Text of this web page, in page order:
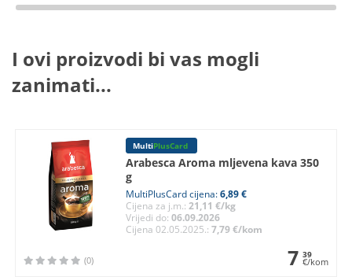
I ovi proizvodi bi vas mogli
zanimati...
MultiPlusCard
Arabesca Aroma mljevena kava 350
g
MultiPlusCard cijena:6,89 €
Cijena za j.m.:21,11 €/kg
Vrijedi do:06.09.2026
Cijena 02.05.2025.:7,79 €/kom
(0) 7 39
€/kom